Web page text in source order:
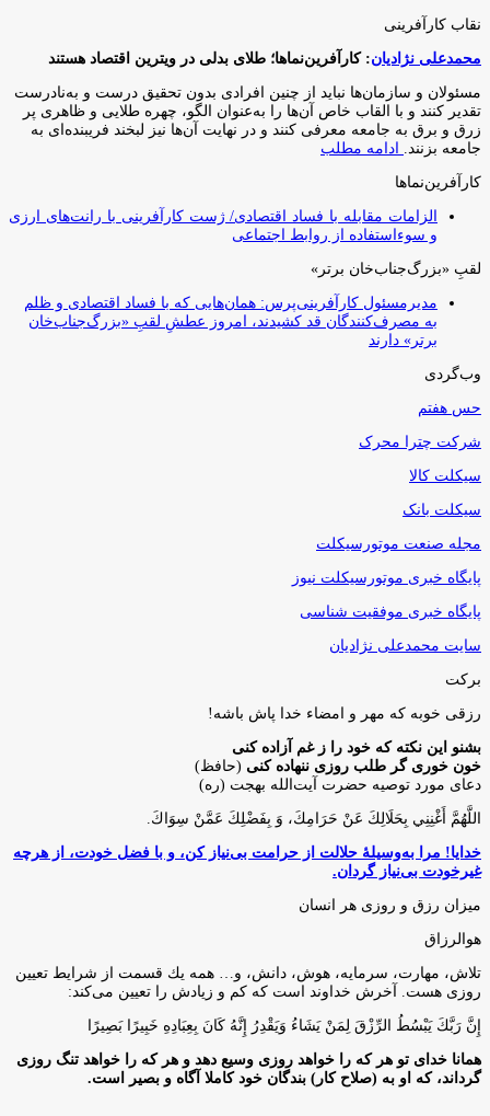
نقاب کارآفرینی
محمدعلی نژادیان: کارآفرین‌نماها؛ طلای بدلی در ویترین اقتصاد هستند
مسئولان و سازمان‌ها نباید از چنین افرادی بدون تحقیق درست و به‌نادرست
تقدیر کنند و با القاب خاص آ‌ن‌ها را به‌عنوان الگو، چهره طلایی و ظاهری پر
زرق و برق به جامعه معرفی کنند و در نهایت آن‌ها نیز لبخند فریبنده‌ای به
جامعه بزنند.
ادامه مطلب
کارآفرین‌نماها
الزامات مقابله با فساد اقتصادی/ ژست کارآفرینی با رانت‌های ارزی
و سوءاستفاده از روابط اجتماعی
لقبِ «بزرگ‌جناب‌خان برتر»
مدیرمسئول کارآفرینی‌پرس: همان‌هایی که با فساد اقتصادی و ظلم
به مصرف‌کنندگان قد کشیدند، امروز عطشِ لقبِ «بزرگ‌جناب‌خان
برتر» دارند
وب‌گردی
حس هفتم
شرکت چترا محرک
سیکلت کالا
سیکلت بانک
مجله صنعت موتورسیکلت
پایگاه خبری موتورسیکلت نیوز
پایگاه خبری موفقیت شناسی
سایت محمدعلی نژادیان
برکت
رزقی خوبه كه مهر و امضاء خدا پاش باشه!
بشنو این نکته که خود را ز غم آزاده کنی
خون خوری گر طلب روزی ننهاده کنی (حافظ)
دعای مورد توصیه حضرت آیت‌الله بهجت (ره)
اللَّهُمَّ أَغْنِنِي بِحَلَالِكَ عَنْ حَرَامِكَ، وَ بِفَضْلِكَ عَمَّنْ سِوَاكَ‏.
خدایا! مرا به‌وسیلۀ حلالت از حرامت بی‌نیاز کن، و با فضل خودت، از هرچه
غیرخودت بی‌نیاز گردان.
میزان رزق و روزی هر انسان
هوالرزاق
تلاش، مهارت، سرمايه، هوش، دانش، و… همه يك قسمت از شرايط تعيين
روزى هست. آخرش خداوند است كه كم و زيادش را تعيين مى‌كند:
إِنَّ رَبَّكَ يَبْسُطُ الرِّزْقَ لِمَنْ يَشَاءُ وَيَقْدِرُ إِنَّهُ كَانَ بِعِبَادِهِ خَبِيرًا بَصِيرًا
همانا خدای تو هر که را خواهد روزی وسیع دهد و هر که را خواهد تنگ روزی
گرداند، که او به (صلاح کار) بندگان خود کاملا آگاه و بصیر است.